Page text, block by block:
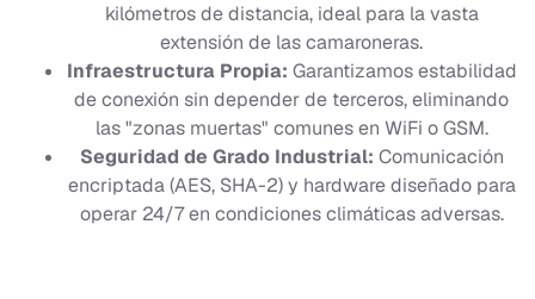
kilómetros de distancia, ideal para la vasta
extensión de las camaroneras.
Infraestructura Propia: Garantizamos estabilidad
de conexión sin depender de terceros, eliminando
las "zonas muertas" comunes en WiFi o GSM.
Seguridad de Grado Industrial: Comunicación
encriptada (AES, SHA-2) y hardware diseñado para
operar 24/7 en condiciones climáticas adversas.